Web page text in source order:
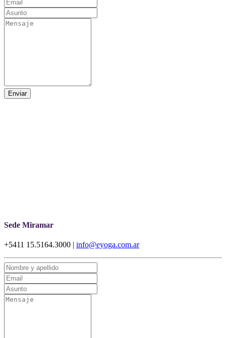
Enviar
Sede Miramar
+5411 15.5164.3000 | info@eyoga.com.ar